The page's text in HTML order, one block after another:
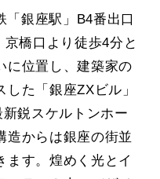
「銀座駅」B4番出口
橋口より徒歩4分と
に位置し、建築家の
した「銀座ZXビル」
鋭スケルトンホー
造からは銀座の街並
ます。煌めく光とイ